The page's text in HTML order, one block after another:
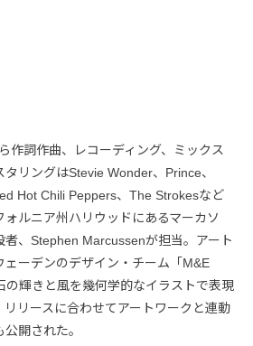
作詞作曲、レコーディング、ミックス
リングはStevie Wonder、Prince、
Hot Chili Peppers、The Strokesなど
ルニア州ハリウッドにあるマーカソ
者、Stephen Marcussenが担当。アート
ェーデンのデザイン・チーム「M&E
の輝きと風を幾何学的なイラストで表現
リリースに合わせてアートワークと連動
開された。